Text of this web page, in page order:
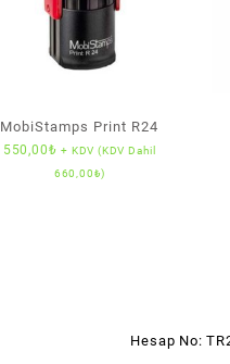
MobiStamps Print R24
550,00₺ + KDV (KDV Dahil
660,00₺)
Hesap No: